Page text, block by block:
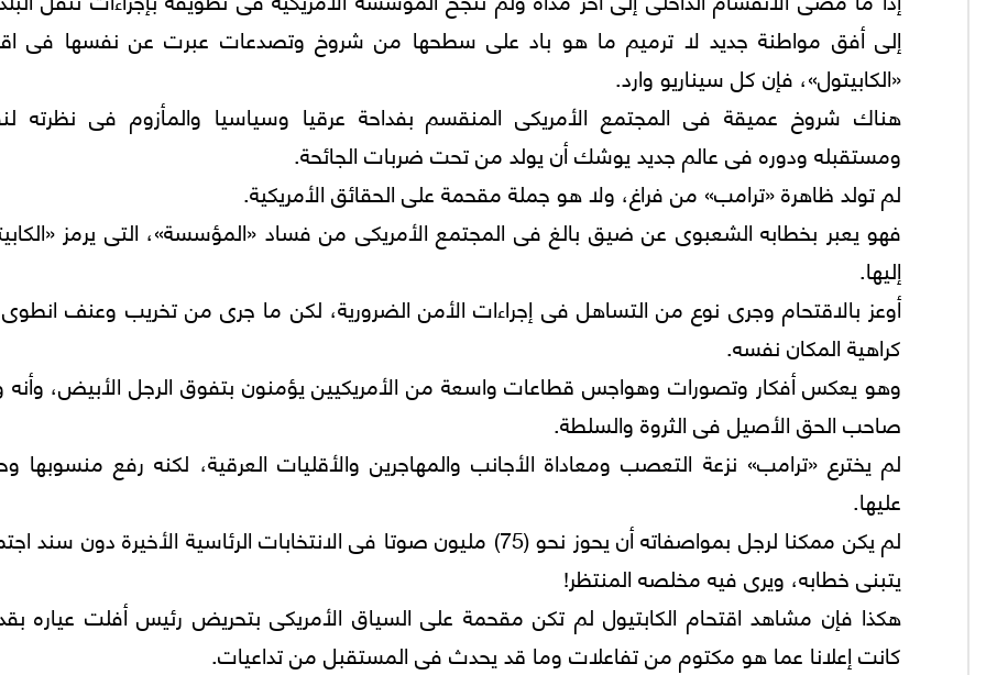
إلى أفق مواطنة جديد لا ترميم ما هو باد على سطحها من شروخ وتصدعات عبرت عن نفسها فى
«الكابيتول»، فإن كل سيناريو وارد.
هناك شروخ عميقة فى المجتمع الأمريكى المنقسم بفداحة عرقيا وسياسيا والمأزوم فى نظرته
ومستقبله ودوره فى عالم جديد يوشك أن يولد من تحت ضربات الجائحة.
لم تولد ظاهرة «ترامب» من فراغ، ولا هو جملة مقحمة على الحقائق الأمريكية.
فهو يعبر بخطابه الشعبوى عن ضيق بالغ فى المجتمع الأمريكى من فساد «المؤسسة»، التى يرمز
إليها.
أوعز بالاقتحام وجرى نوع من التساهل فى إجراءات الأمن الضرورية، لكن ما جرى من تخريب وعنف
كراهية المكان نفسه.
وهو يعكس أفكار وتصورات وهواجس قطاعات واسعة من الأمريكيين يؤمنون بتفوق الرجل الأبيض، وأنه
صاحب الحق الأصيل فى الثروة والسلطة.
لم يخترع «ترامب» نزعة التعصب ومعاداة الأجانب والمهاجرين والأقليات العرقية، لكنه رفع منسوبها
عليها.
لم يكن ممكنا لرجل بمواصفاته أن يحوز نحو (75) مليون صوتا فى الانتخابات الرئاسية الأخيرة دون
يتبنى خطابه، ويرى فيه مخلصه المنتظر!
هكذا فإن مشاهد اقتحام الكابتيول لم تكن مقحمة على السياق الأمريكى بتحريض رئيس أفلت عياره
كانت إعلانا عما هو مكتوم من تفاعلات وما قد يحدث فى المستقبل من تداعيات.